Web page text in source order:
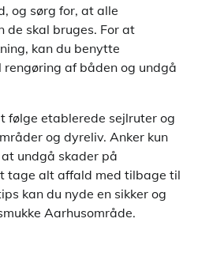
og sørg for, at alle
de skal bruges. For at
kan du benytte
af båden og undgå
følge etablerede sejlruter og
og dyreliv. Anker kun
undgå skader på
tage alt affald med tilbage til
kan du nyde en sikker og
Aarhusområde.